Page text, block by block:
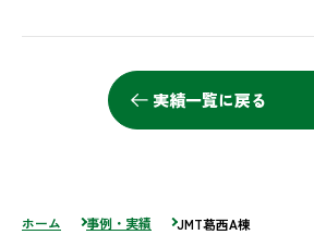
実績一覧に戻る
ホーム 事例・実績 JMT葛西A棟